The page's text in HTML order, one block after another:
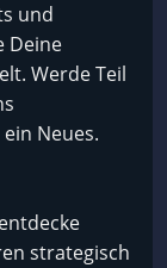
und
Deine
Werde Teil
Neues.
strategisch